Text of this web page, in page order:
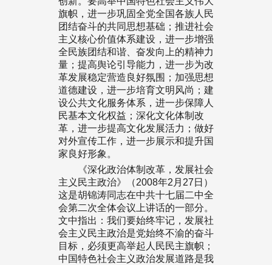
旗帜，进一步巩固全党全国各族人民
团结奋斗的共同思想基础；推进社会
主义核心价值体系建设，进一步增强
全民族团结和谐、奋发向上的精神力
量；提高舆论引导能力，进一步为改
革发展稳定营造良好氛围；加强思想
道德建设，进一步培育文明风尚；建
设公共文化服务体系，进一步保障人
民基本文化权益；深化文化体制改
革，进一步提高文化发展活力；做好
对外宣传工作，进一步展示和提升国
家良好形象。
《深化政治体制改革，发展社会
主义民主政治》（2008年2月27日）
这是胡锦涛同志在中共十七届二中全
会第二次全体会议上讲话的一部分。
文中指出：我们要始终牢记，发展社
会主义民主政治是党始终不渝的奋斗
目标，必须更高举起人民民主旗帜；
中国特色社会主义政治发展道路是我